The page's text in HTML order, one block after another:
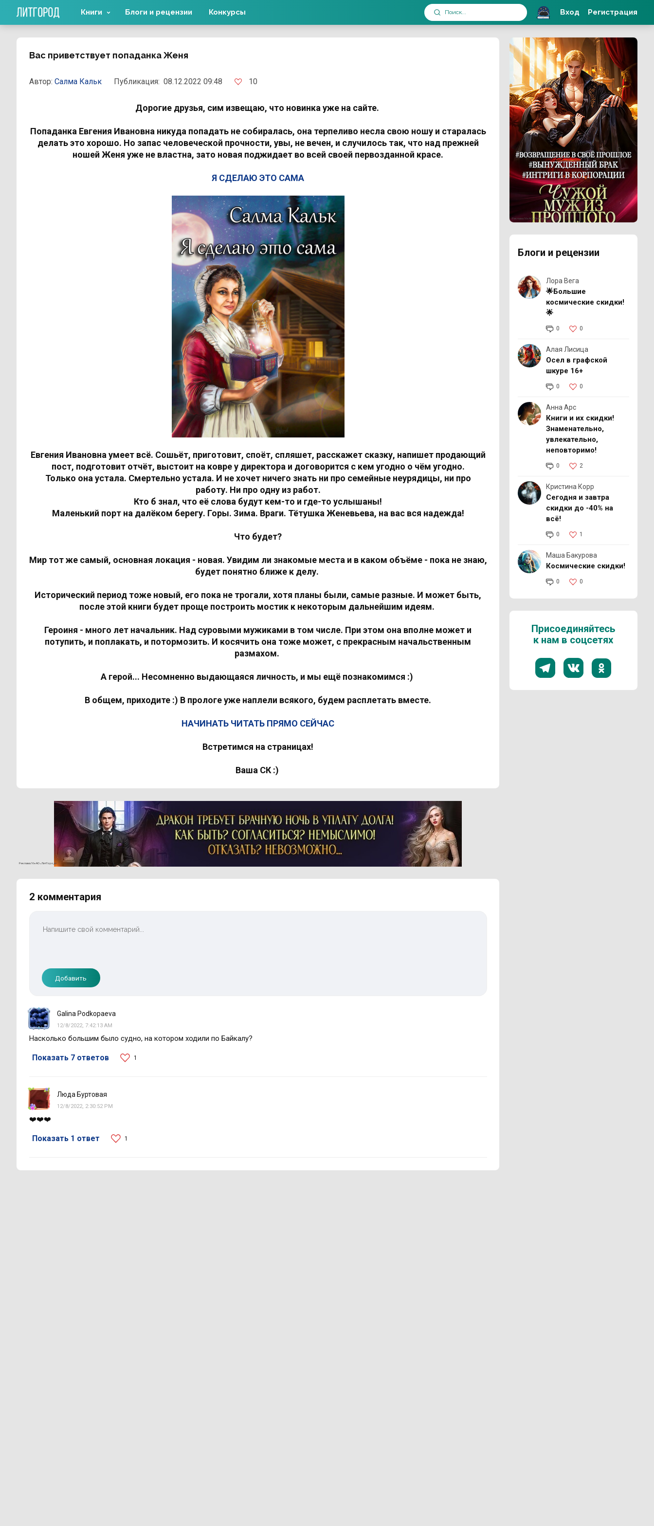
Вас приветствует попаданка Женя
Автор: Салма Кальк Публикация: 08.12.2022 09:48 10
Дорогие друзья, сим извещаю, что новинка уже на сайте.
Попаданка Евгения Ивановна никуда попадать не собиралась, она терпеливо несла свою ношу и старалась
делать это хорошо. Но запас человеческой прочности, увы, не вечен, и случилось так, что над прежней
ношей Женя уже не властна, зато новая поджидает во всей своей первозданной красе.
Я СДЕЛАЮ ЭТО САМА
Евгения Ивановна умеет всё. Сошьёт, приготовит, споёт, спляшет, расскажет сказку, напишет продающий
пост, подготовит отчёт, выстоит на ковре у директора и договорится с кем угодно о чём угодно.
Только она устала. Смертельно устала. И не хочет ничего знать ни про семейные неурядицы, ни про
работу. Ни про одну из работ.
Кто б знал, что её слова будут кем-то и где-то услышаны!
Маленький порт на далёком берегу. Горы. Зима. Враги. Тётушка Женевьева, на вас вся надежда!
Что будет?
Мир тот же самый, основная локация - новая. Увидим ли знакомые места и в каком объёме - пока не знаю,
будет понятно ближе к делу.
Исторический период тоже новый, его пока не трогали, хотя планы были, самые разные. И может быть,
после этой книги будет проще построить мостик к некоторым дальнейшим идеям.
Героиня - много лет начальник. Над суровыми мужиками в том числе. При этом она вполне может и
потупить, и поплакать, и потормозить. И косячить она тоже может, с прекрасным начальственным
размахом.
А герой... Несомненно выдающаяся личность, и мы ещё познакомимся :)
В общем, приходите :) В прологе уже наплели всякого, будем расплетать вместе.
НАЧИНАТЬ ЧИТАТЬ ПРЯМО СЕЙЧАС
Встретимся на страницах!
Ваша СК :)
Реклама 16+ АО «ЛитГород»
2 комментария
Добавить
Galina Podkopaeva
12/8/2022, 7:42:13 AM
Насколько большим было судно, на котором ходили по Байкалу?
Показать 7 ответов 1
Люда Буртовая
12/8/2022, 2:30:52 PM
❤️❤️❤️
Показать 1 ответ 1
Блоги и рецензии
Лора Вега
🌟Большие
космические скидки!
🌟
0 0
Алая Лисица
Осел в графской
шкуре 16+
0 0
Анна Арс
Книги и их скидки!
Знаменательно,
увлекательно,
неповторимо!
0 2
Кристина Корр
Сегодня и завтра
скидки до -40% на
всё!
0 1
Маша Бакурова
Космические скидки!
0 0
Присоединяйтесь
к нам в соцсетях
Реклама 16+ АО «ЛитГород»
Книги Блоги и рецензии Конкурсы Вход Регистрация